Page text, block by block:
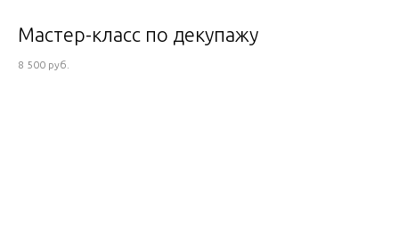
Мастер-класс по декупажу
8 500 руб.